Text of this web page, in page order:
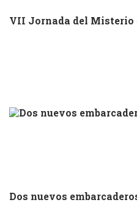
VII Jornada del Misterio
Dos nuevos